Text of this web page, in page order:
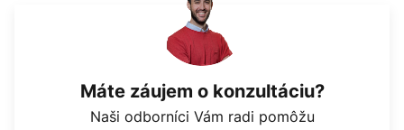
Máte záujem o konzultáciu?
Naši odborníci Vám radi pomôžu